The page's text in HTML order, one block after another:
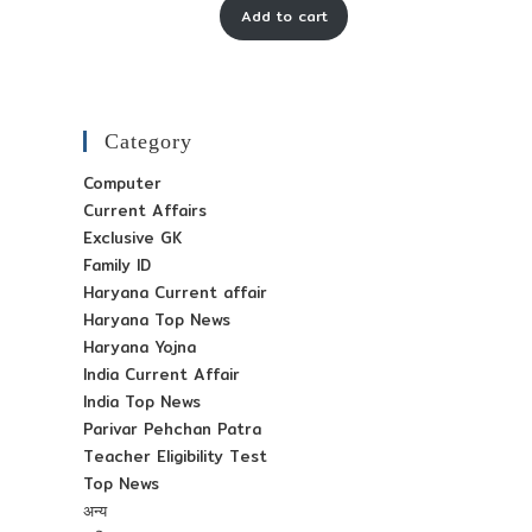
was:
is:
Add to cart
Category
Computer
Current Affairs
Exclusive GK
Family ID
Haryana Current affair
Haryana Top News
Haryana Yojna
India Current Affair
India Top News
Parivar Pehchan Patra
Teacher Eligibility Test
Top News
अन्य